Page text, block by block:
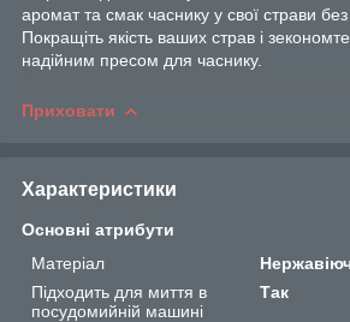
аромат та смак часнику у свої страви без
Покращіть якість ваших страв і
надійним пресом для часнику.
Приховати
Характеристики
Основні атрибути
Матеріал
Підходить для миття в
посудомийній машині
Так